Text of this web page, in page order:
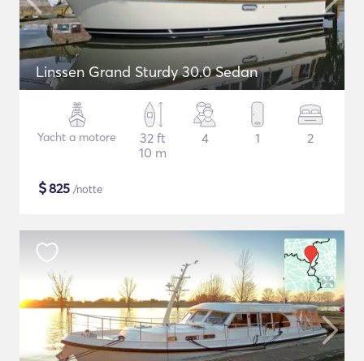
Linssen Grand Sturdy 30.0 Sedan
Yacht a motore
32 ft
10 m
4 1 2
$825 /notte